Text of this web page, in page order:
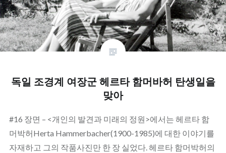
독일 조경계 여장군 헤르타 함머바허 탄생일을
맞아
#16 장면 – <개인의 발견과 미래의 정원>에서는 헤르타 함
머박허Herta Hammerbacher(1900-1985)에 대한 이야기를
자재하고 그의 작품사진만 한 장 실었다. 헤르타 함머박허의